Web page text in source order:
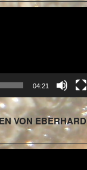
04:21
VON EBERHARD